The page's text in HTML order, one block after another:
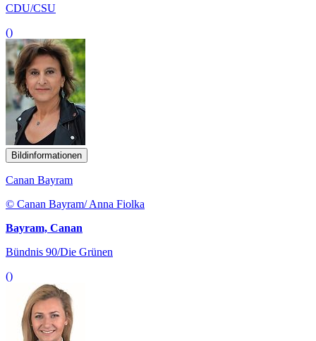
CDU/CSU
()
Bildinformationen
Canan Bayram
© Canan Bayram/ Anna Fiolka
Bayram, Canan
Bündnis 90/Die Grünen
()